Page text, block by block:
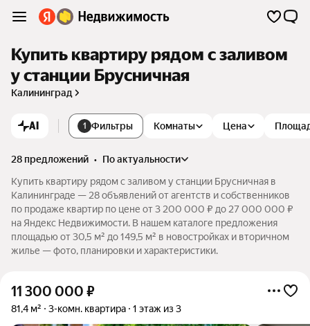
Купить квартиру рядом с заливом
у станции Брусничная
Калининград
AI 1 Фильтры Комнаты Цена
28 предложений •
по актуальности
Купить квартиру рядом с заливом у станции Брусничная в
Калининграде — 28 объявлений от агентств и собственников
по продаже квартир по цене от 3 200 000 ₽ до 27 000 000 ₽
на Яндекс Недвижимости. В нашем каталоге предложения
площадью от 30,5 м² до 149,5 м² в новостройках и вторичном
жилье — фото, планировки и характеристики.
11 300 000 ₽
81,4 м² 3-комн. квартира 1 этаж из 3